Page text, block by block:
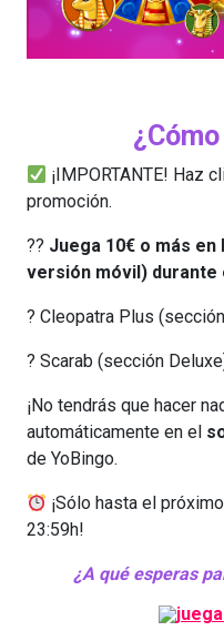
¡IMPORTANTE! Haz
promoción.
?? Juega 10€ o más
versión móvil) durante
? Cleopatra Plus
? Scarab (sección
¡No tendrás que hacer
automáticamente en el
de YoBingo.
¡Sólo hasta el próximo
23:59h!
¿A qué esperas